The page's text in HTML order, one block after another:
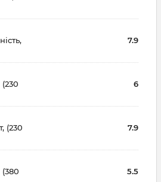
7.9
6
(230
7.9
(380
5.5